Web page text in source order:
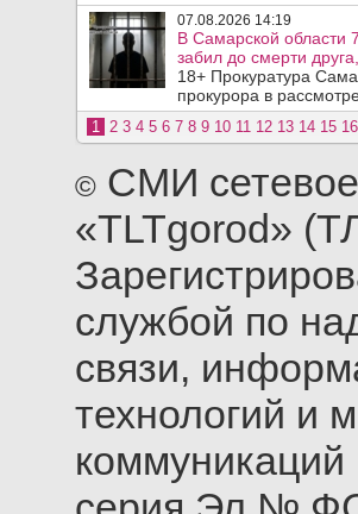
07.08.2026 14:19
В Самарской области
забил до смерти
18+ Прокуратура
прокурора в
1 2 3 4 5 6 7 8 9 10 11 12 13 14 15 16
© СМИ
«TLTgorod»
службой по
связи,
технологий и